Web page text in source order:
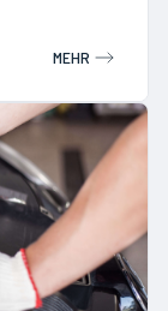
MEHR